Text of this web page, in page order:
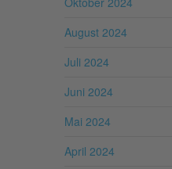
August 2024
Juli 2024
Juni 2024
Mai 2024
April 2024